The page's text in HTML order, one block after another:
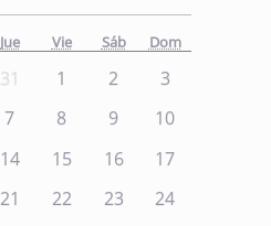
Jue Vie Sáb Dom
31 1 2
3
7 8 9
10
14 15 16
17
21 22 23
24